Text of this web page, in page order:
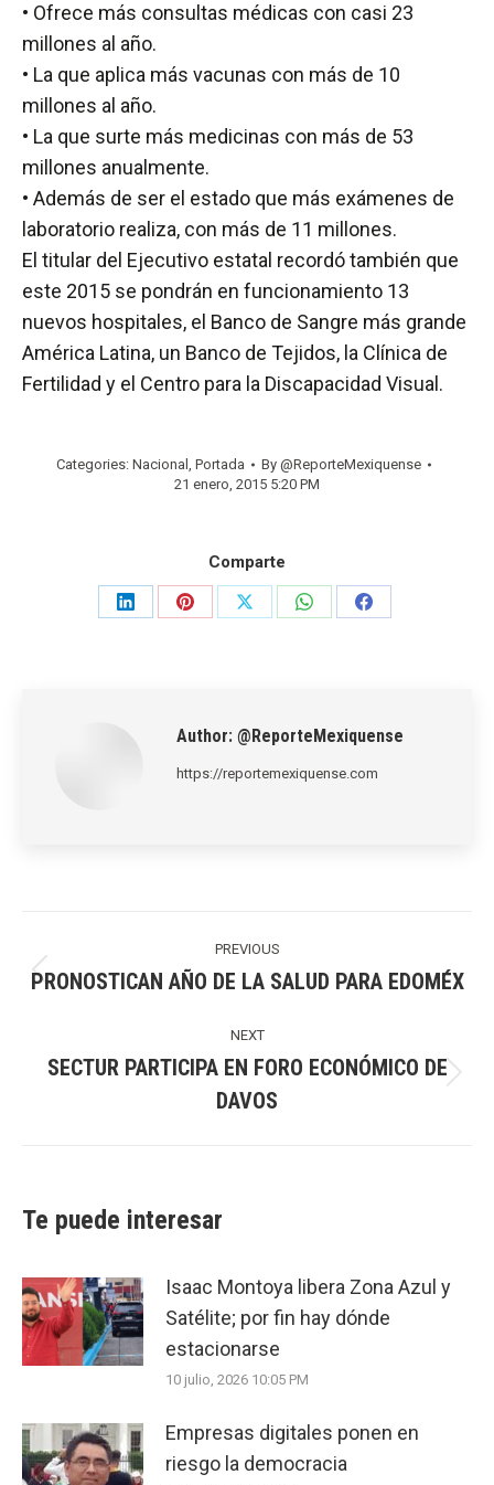
• Ofrece más consultas médicas con casi 23
millones al año.
• La que aplica más vacunas con más de 10
millones al año.
• La que surte más medicinas con más de 53
millones anualmente.
• Además de ser el estado que más exámenes de
laboratorio realiza, con más de 11 millones.
El titular del Ejecutivo estatal recordó también que
este 2015 se pondrán en funcionamiento 13
nuevos hospitales, el Banco de Sangre más grande
América Latina, un Banco de Tejidos, la Clínica de
Fertilidad y el Centro para la Discapacidad Visual.
Categories: Nacional , Portada By @ReporteMexiquense
21 enero, 2015 5:20 PM
Comparte
Share
Share
Share
Share
Share
Author: @ReporteMexiquense
https://reportemexiquense.com
navigation
PREVIOUS
Previous
PRONOSTICAN AÑO DE LA SALUD PARA EDOMÉX
NEXT
post:
SECTUR PARTICIPA EN FORO ECONÓMICO DE
DAVOS
Te puede interesar
Isaac Montoya libera Zona Azul y
Satélite; por fin hay dónde
estacionarse
10 julio, 2026 10:05 PM
Empresas digitales ponen en
riesgo la democracia